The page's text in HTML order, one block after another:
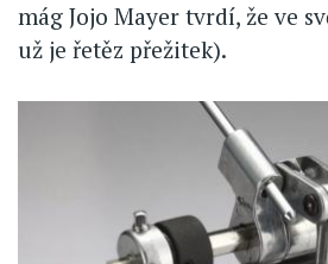
mág Jojo Mayer tvrdí, že ve
už je řetěz přežitek).